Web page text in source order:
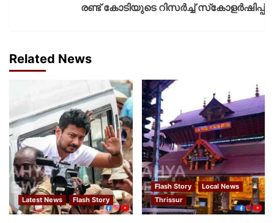
രണ്ട് കോടിയുടെ റിസർച്ച് സ്‌കോളർഷിപ്പ്
Related News
Latest News Flash Story
Flash Story
Local News
Thrissur